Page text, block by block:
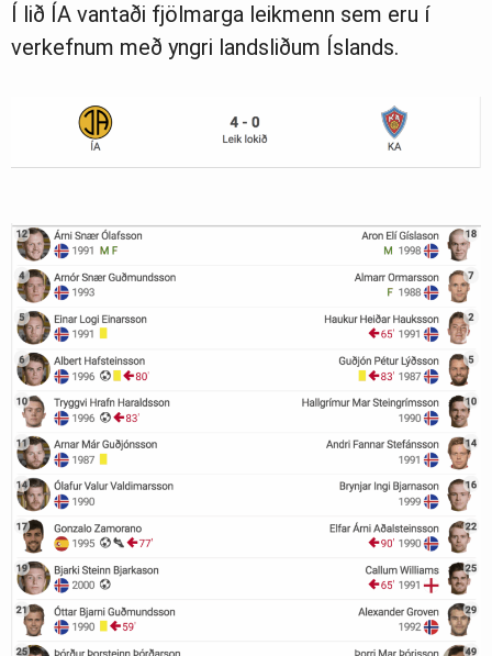
Í lið ÍA vantaði fjölmarga leikmenn sem eru í
verkefnum með yngri landsliðum Íslands.